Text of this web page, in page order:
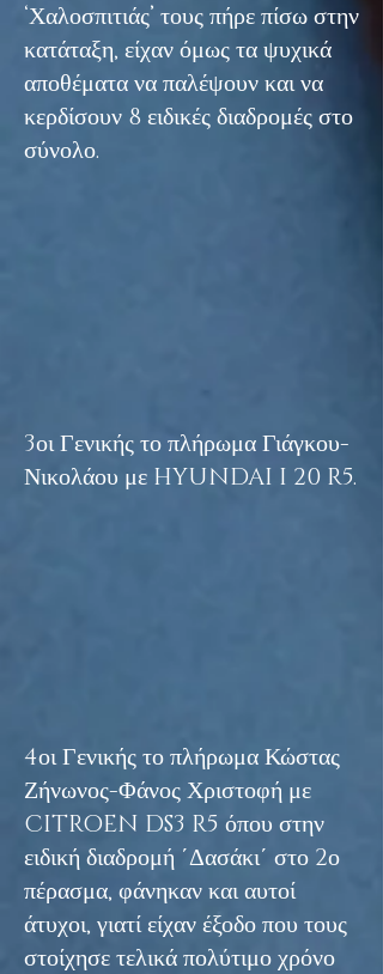
‘Χαλοσπιτιάς’ τους πήρε πίσω στην
κατάταξη, είχαν όμως τα ψυχικά
αποθέματα να παλέψουν και να
κερδίσουν 8 ειδικές διαδρομές στο
σύνολο.
3οι Γενικής το πλήρωμα Γιάγκου-
Νικολάου με HYUNDAI I 20 R5.
4οι Γενικής το πλήρωμα Κώστας
Ζήνωνος-Φάνος Χριστοφή με
CITROEN DS3 R5 όπου στην
ειδική διαδρομή ΄Δασάκι΄ στο 2ο
πέρασμα, φάνηκαν και αυτοί
άτυχοι, γιατί είχαν έξοδο που τους
στοίχησε τελικά πολύτιμο χρόνο